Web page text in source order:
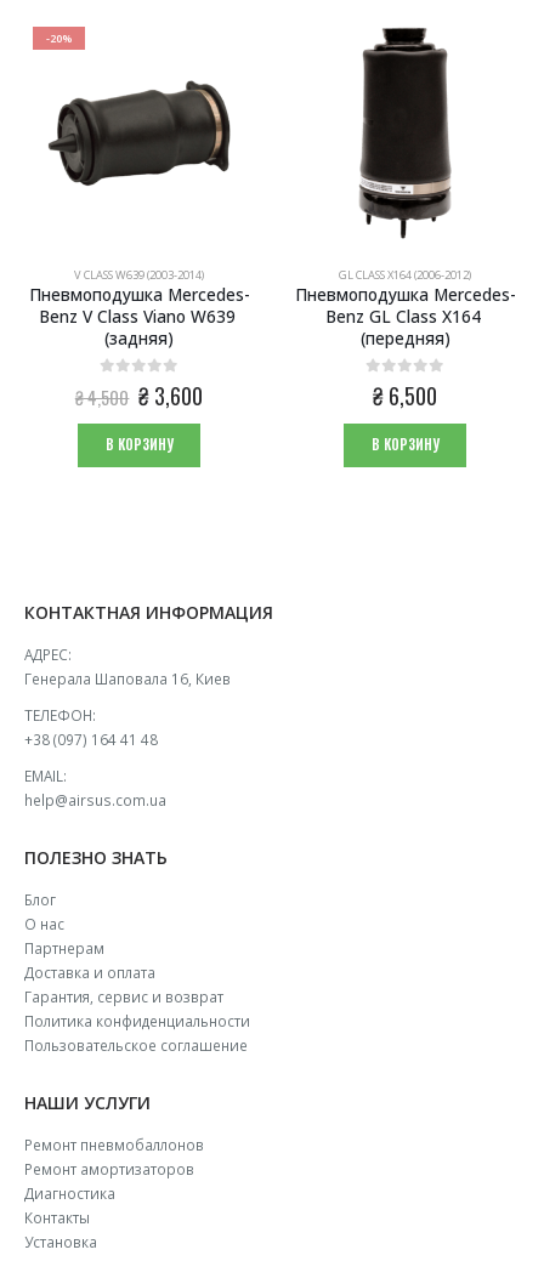
-20%
V CLASS W639 (2003-2014)
Пневмоподушка Mercedes-
Benz V Class Viano W639
(задняя)
из 5
₴4,500 Первоначальная
цена
составляла
₴ 4,500.
₴3,600
В КОРЗИНУ
GL CLASS X164 (2006-2012)
Пневмоподушка Mercedes-
Benz GL Class X164
(передняя)
0из 5
₴6,500
В КОРЗИНУ
КОНТАКТНАЯ ИНФОРМАЦИЯ
АДРЕС:
Генерала Шаповала 16, Киев
ТЕЛЕФОН:
+38 (097) 164 41 48
EMAIL:
help@airsus.com.ua
ПОЛЕЗНО ЗНАТЬ
Блог
О нас
Партнерам
Доставка и оплата
Гарантия, сервис и возврат
Политика конфиденциальности
Пользовательское соглашение
НАШИ УСЛУГИ
Ремонт пневмобаллонов
Ремонт амортизаторов
Диагностика
Контакты
Установка